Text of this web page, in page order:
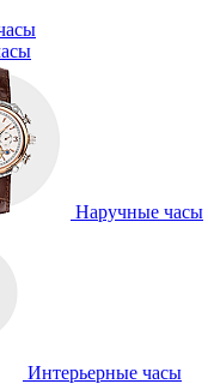
Наручные часы
Интерьерные часы